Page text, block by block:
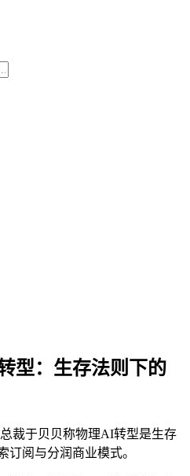
型：生存法则下的
裁于贝贝称物理AI转型是生存
阅与分润商业模式。